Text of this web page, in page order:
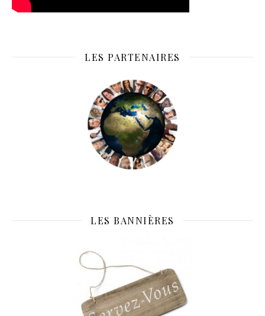
LES PARTENAIRES
LES BANNIÈRES